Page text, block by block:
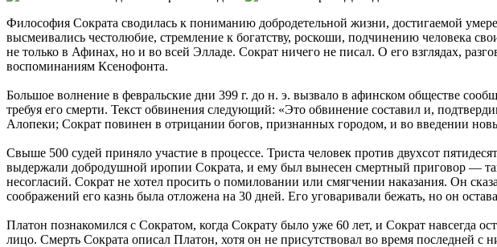
Философия Сократа сводилась к пониманию добродетельной жизни, достигаемой
высмеивались честолюбие, стремление к богатству, роскоши, подчинению человека
не только в Афинах, но и во всей Элладе. Сократ ничего не писал. О его взглядах,
воспоминаниям Ксенофонта.
Большое волнение в февральские дни 399 г. до н. э. вызвало в афинском обществе
требуя его смерти. Текст обвинения следующий: «Это обвинение составил и,
Алопеки; Сократ повинен в отрицании богов, признанных городом, и во введении
Свыше 500 судей приняло участие в процессе. Триста человек против двухсот
выдержали добродушной иропии Сократа, и ему был вынесен смертный приговор —
несогласий. Сократ не хотел просить о помиловании или смягчении наказания. Он
соображений его казнь была отложена на 30 дней. Его уговаривали бежать, но он
Платон познакомился с Сократом, когда Сократу было уже 60 лет, и Сократ навсегда
лицо. Смерть Сократа описал Платон, хотя он не присутствовал во время последней